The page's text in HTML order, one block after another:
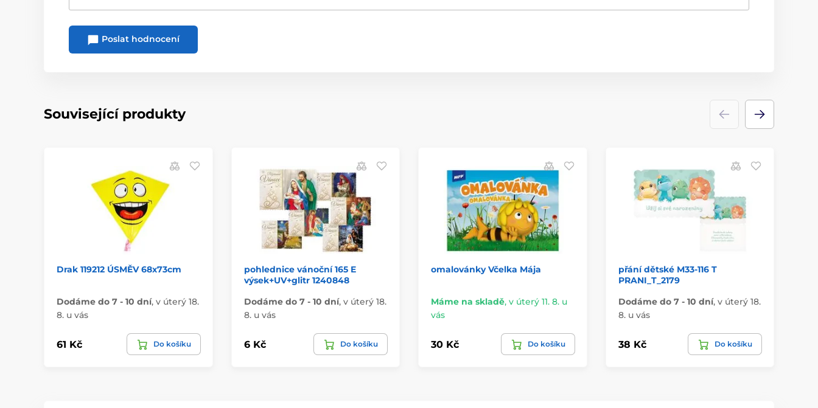
Poslat hodnocení
Související produkty
Drak 119212 ÚSMĚV 68x73cm
Dodáme do 7 - 10 dní, v úterý 18.
8. u vás
61 Kč Do košíku
pohlednice vánoční 165 E
výsek+UV+glitr 1240848
Dodáme do 7 - 10 dní, v úterý 18.
8. u vás
6 Kč Do košíku
omalovánky Včelka Mája
Máme na skladě, v úterý 11. 8. u
vás
30 Kč Do košíku
přání dětské M33-116 T
PRANI_T_2179
Dodáme do 7 - 10 dní, v úterý 18.
8. u vás
38 Kč Do košíku